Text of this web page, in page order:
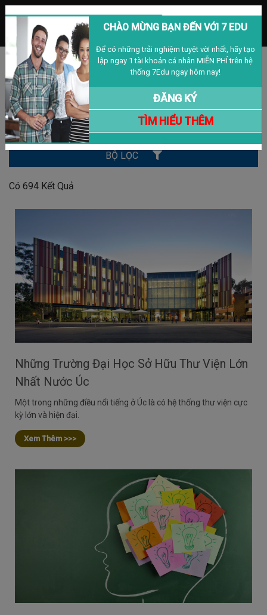
MENU
VIỆT NAM
Đăng nhập Đăng ký
BÀI VIẾT
Tìm Kiếm
BỘ LỌC
Có 694 Kết Quả
Những Trường Đại Học Sở Hữu Thư Viện Lớn
Nhất Nước Úc
Một trong những điều nổi tiếng ở Úc là có hệ thống thư viện cực
kỳ lớn và hiện đại.
Xem Thêm >>>
CHÀO MỪNG BẠN ĐẾN VỚI 7 EDU
Để có những trải nghiệm tuyệt vời nhất, hãy tạo
lập ngay 1 tài khoản cá nhân MIỄN PHÍ trên hệ
thống 7Edu ngay hôm nay!
ĐĂNG KÝ
TÌM HIỂU THÊM